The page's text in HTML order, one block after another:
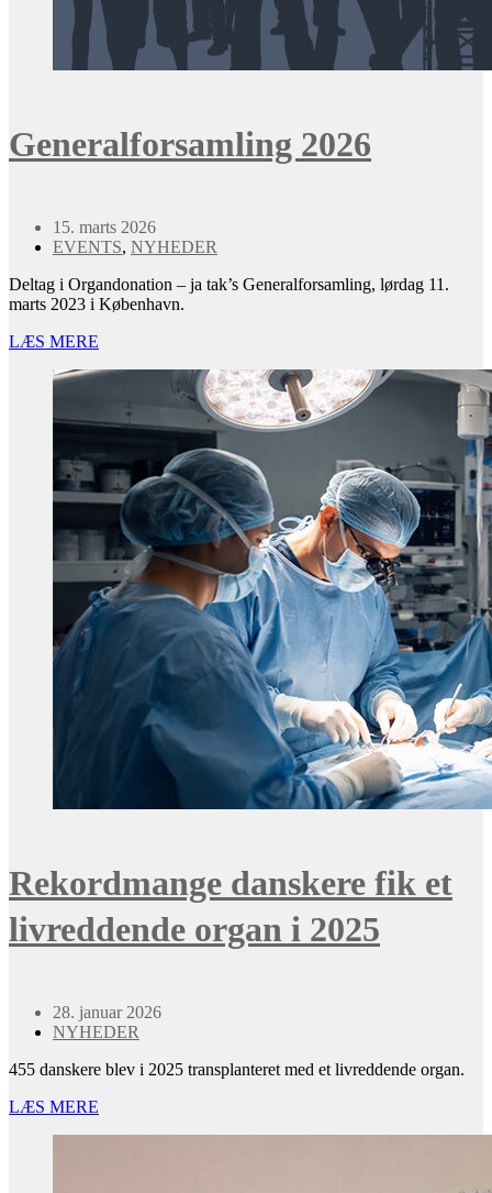
Generalforsamling 2026
15. marts 2026
EVENTS, NYHEDER
Deltag i Organdonation – ja tak’s Generalforsamling, lørdag 11.
marts 2023 i København.
LÆS MERE
Rekordmange danskere fik et
livreddende organ i 2025
28. januar 2026
NYHEDER
455 danskere blev i 2025 transplanteret med et livreddende organ.
LÆS MERE